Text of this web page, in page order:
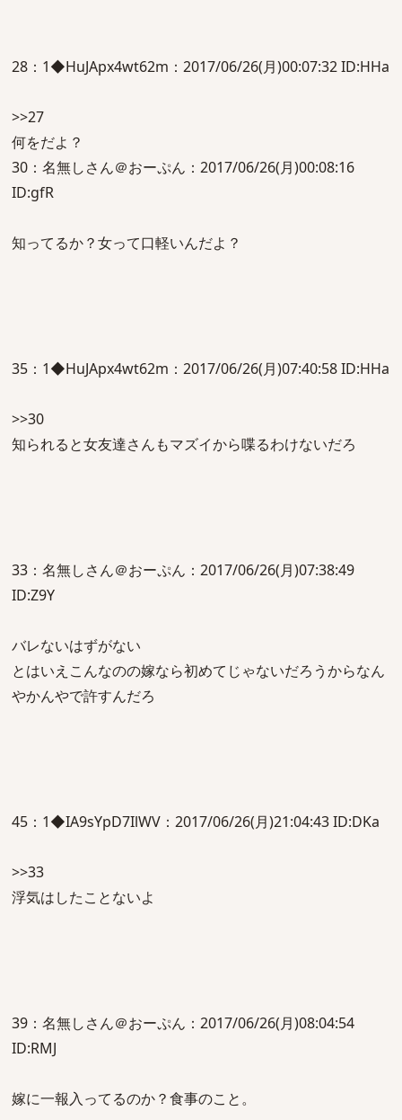
28：1◆HuJApx4wt62m：2017/06/26(月)00:07:32 ID:HHa
>>27
何をだよ？
30：名無しさん＠おーぷん：2017/06/26(月)00:08:16
ID:gfR
知ってるか？女って口軽いんだよ？
35：1◆HuJApx4wt62m：2017/06/26(月)07:40:58 ID:HHa
>>30
知られると女友達さんもマズイから喋るわけないだろ
33：名無しさん＠おーぷん：2017/06/26(月)07:38:49
ID:Z9Y
バレないはずがない
とはいえこんなのの嫁なら初めてじゃないだろうからなん
やかんやで許すんだろ
45：1◆IA9sYpD7IlWV：2017/06/26(月)21:04:43 ID:DKa
>>33
浮気はしたことないよ
39：名無しさん＠おーぷん：2017/06/26(月)08:04:54
ID:RMJ
嫁に一報入ってるのか？食事のこと。